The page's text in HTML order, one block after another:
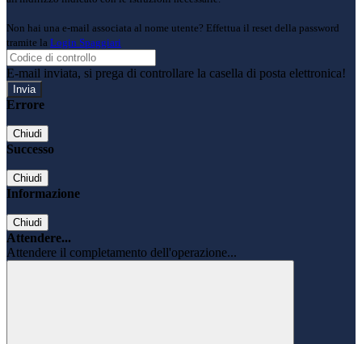
Non hai una e-mail associata al nome utente? Effettua il reset della password
tramite la Login Spaggiari
E-mail inviata, si prega di controllare la casella di posta elettronica!
Errore
Chiudi
Successo
Chiudi
Informazione
Chiudi
Attendere...
Attendere il completamento dell'operazione...